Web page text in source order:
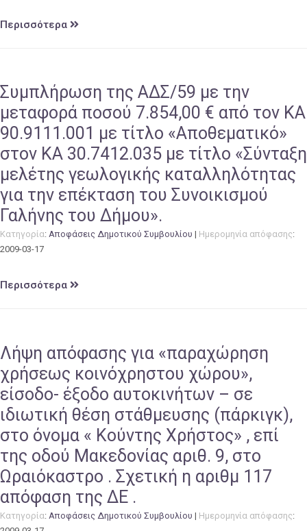
Περισσότερα
Συμπλήρωση της ΑΔΣ/59 με την
μεταφορά ποσού 7.854,00 € από τον ΚΑ
90.9111.001 με τίτλο «Αποθεματικό»
στον ΚΑ 30.7412.035 με τίτλο «Σύνταξη
μελέτης γεωλογικής καταλληλότητας
για την επέκταση του Συνοικισμού
Γαλήνης του Δήμου».
Κατηγορία: Αποφάσεις Δημοτικού Συμβουλίου | Ημερομηνία απόφασης:
2009-03-17
Περισσότερα
Λήψη απόφασης για «παραχώρηση
χρήσεως κοινόχρηστου χώρου»,
είσοδο- έξοδο αυτοκινήτων – σε
ιδιωτική θέση στάθμευσης (πάρκιγκ),
στο όνομα « Κούντης Χρήστος» , επί
της οδού Μακεδονίας αριθ. 9, στο
Ωραιόκαστρο . Σχετική η αριθμ 117
απόφαση της ΔΕ .
Κατηγορία: Αποφάσεις Δημοτικού Συμβουλίου | Ημερομηνία απόφασης: